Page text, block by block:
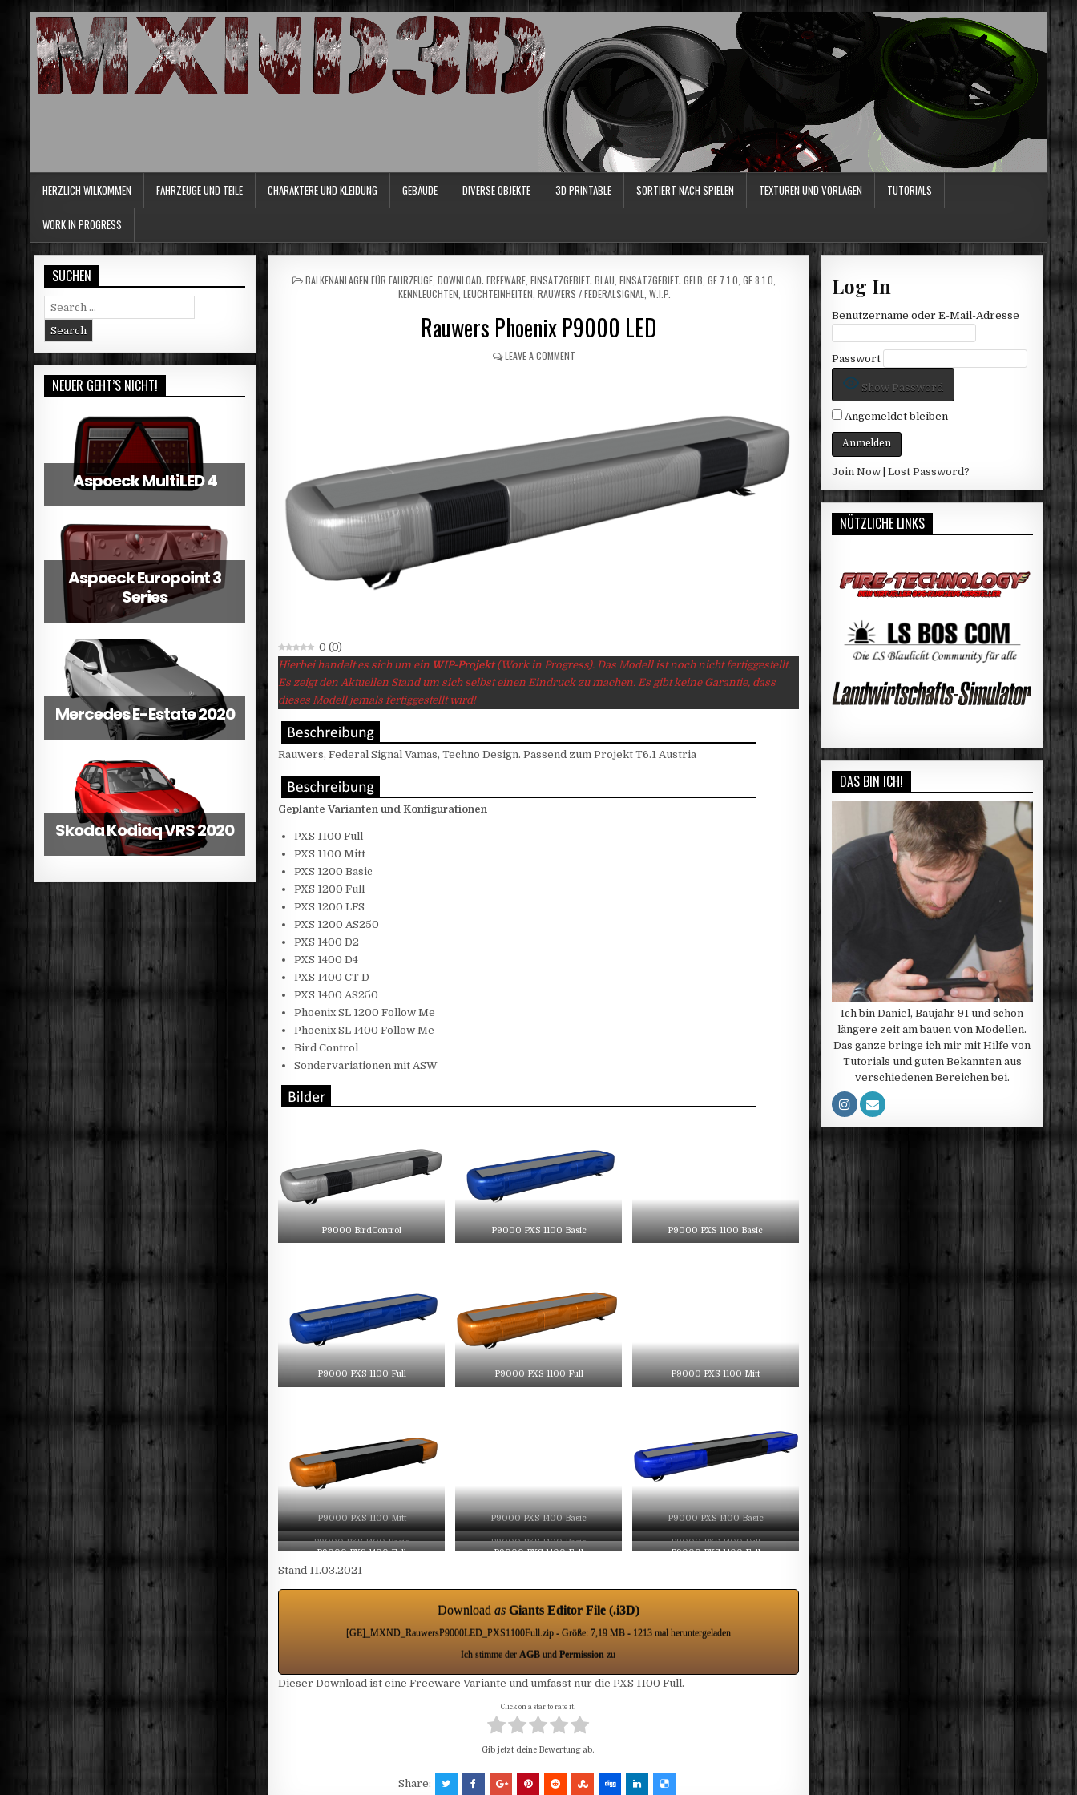
HERZLICH WILKOMMEN FAHRZEUGE UND TEILE CHARAKTERE UND KLEIDUNG GEBÄUDE DIVERSE OBJEKTE 3D PRINTABLE SORTIERT NACH SPIELEN TEXTUREN UND VORLAGEN TUTORIALS
WORK IN PROGRESS
POSTED
BALKENANLAGEN FÜR FAHRZEUGE ,DOWNLOAD: FREEWARE ,EINSATZGEBIET: BLAU ,EINSATZGEBIET: GELB ,GE 7.1.0 ,GE 8.1.0
KENNLEUCHTEN LEUCHTEINHEITEN RAUWERS / FEDERALSIGNAL W.I.P.
Rauwers Phoenix P9000 LED
LEAVE A COMMENT
0 (0)
Hierbei handelt es sich um ein WIP-Projekt(Work in Progress). Das Modell ist noch nicht fertiggestellt.
Es zeigt den Aktuellen Stand um sich selbst einen Eindruck zu machen. Es gibt keine Garantie, dass
dieses Modell jemals fertiggestellt wird!
Rauwers, Federal Signal Vamas, Techno Design. Passend zum Projekt T6.1 Austria
Geplante Varianten und Konfigurationen
PXS 1100 Full
PXS 1100 Mitt
PXS 1200 Basic
PXS 1200 Full
PXS 1200 LFS
PXS 1200 AS250
PXS 1400 D2
PXS 1400 D4
PXS 1400 CT D
PXS 1400 AS250
Phoenix SL 1200 Follow Me
Phoenix SL 1400 Follow Me
Bird Control
Sondervariationen mit ASW
P9000 BirdControl P9000 PXS 1100 Basic P9000 PXS 1100 Basic
P9000 PXS 1100 Full P9000 PXS 1100 Full P9000 PXS 1100 Mitt
P9000 PXS 1100 Mitt P9000 PXS 1400 Basic P9000 PXS 1400 Basic
P9000 PXS 1400 Basic P9000 PXS 1400 Basic
P9000 PXS 1400 Full
P9000 PXS 1400 Full
P9000 PXS 1400 Full P9000 PXS 1400 Full
Stand 11.03.2021
Download as Giants Editor File (.i3D)
[GE]_MXND_RauwersP9000LED_PXS1100Full.zip - Größe: 7,19 MB - 1213 mal heruntergeladen
Ich stimme derAGB undPermissionzu
Dieser Download ist eine Freeware Variante und umfasst nur die PXS 1100 Full.
Click on a star to rate it!
Gib jetzt deine Bewertung ab.
Share:
SUCHEN
Search
for:
NEUER GEHT’S NICHT!
Aspoeck MultiLED 4
Aspoeck Europoint 3
Series
Mercedes E-Estate 2020
Skoda Kodiaq VRS 2020
Rotiform YVR Felge
Log In
Benutzername oder E-Mail-Adresse
Passwort
Show Password
Angemeldet bleiben
Join Now| Lost Password?
NÜTZLICHE LINKS
DAS BIN ICH!
Ich bin Daniel, Baujahr 91 und schon
längere zeit am bauen von Modellen.
Das ganze bringe ich mir mit Hilfe von
Tutorials und guten Bekannten aus
verschiedenen Bereichen bei.